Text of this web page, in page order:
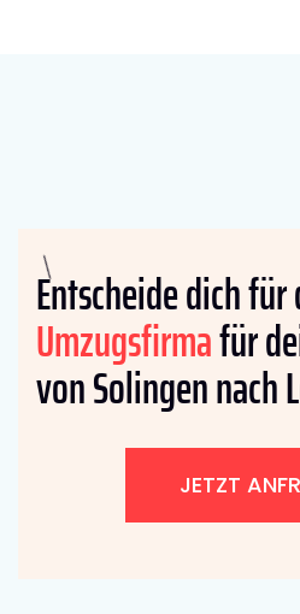
Entscheide dich
Umzugsfirmafür
von Solingen nach
JETZT